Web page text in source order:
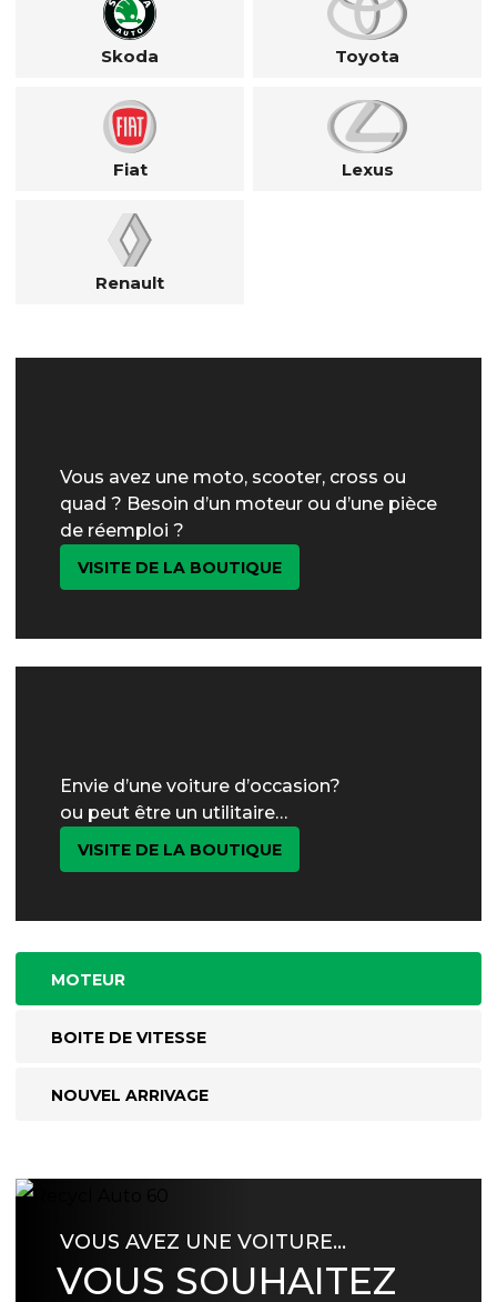
Skoda Toyota
Fiat Lexus
Renault
Vous avez une moto, scooter, cross ou
quad ? Besoin d’un moteur ou d’une pièce
de réemploi ?
VISITE DE LA BOUTIQUE
Envie d’une voiture d’occasion?
ou peut être un utilitaire…
VISITE DE LA BOUTIQUE
MOTEUR
BOITE DE VITESSE
NOUVEL ARRIVAGE
VOUS AVEZ UNE VOITURE…
VOUS SOUHAITEZ